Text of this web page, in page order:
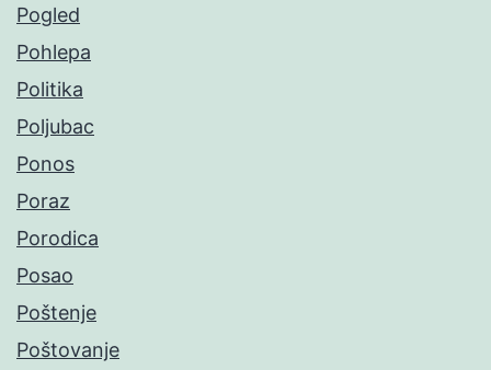
Pogled
Pohlepa
Politika
Poljubac
Ponos
Poraz
Porodica
Posao
Poštenje
Poštovanje